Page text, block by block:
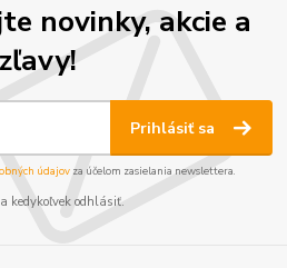
novinky, akcie a
zľavy!
Prihlásiť sa
údajov za účelom zasielania newslettera.
kedykoľvek odhlásiť.